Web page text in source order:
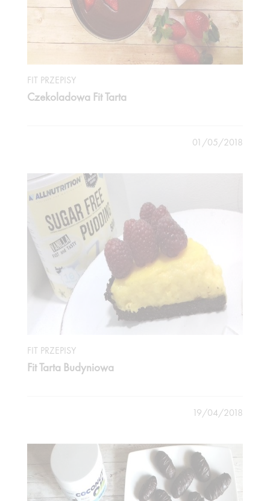
FIT PRZEPISY
Czekoladowa Fit Tarta
01/05/2018
FIT PRZEPISY
Fit Tarta Budyniowa
19/04/2018